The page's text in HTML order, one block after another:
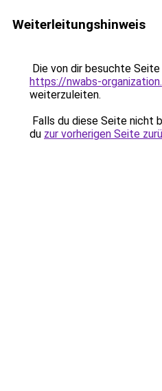
Weiterleitungshinweis
Die von dir besuchte
https://nwabs-
weiterzuleiten.
Falls du diese Seite nicht
du zur vorherigen Seite